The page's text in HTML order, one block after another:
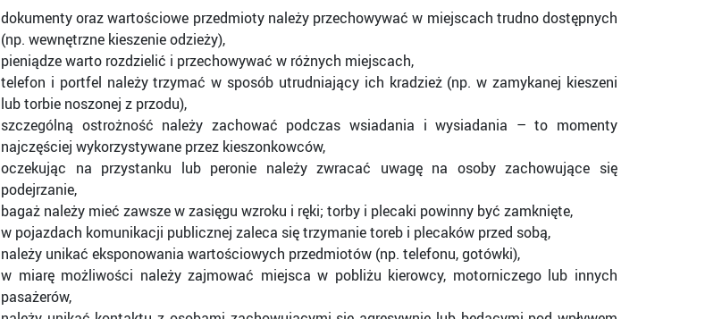
dokumenty oraz wartościowe przedmioty należy przechowywać w miejscach trudno dostępnych
(np. wewnętrzne kieszenie odzieży),
pieniądze warto rozdzielić i przechowywać w różnych miejscach,
telefon i portfel należy trzymać w sposób utrudniający ich kradzież (np. w zamykanej kieszeni
lub torbie noszonej z przodu),
szczególną ostrożność należy zachować podczas wsiadania i wysiadania – to momenty
najczęściej wykorzystywane przez kieszonkowców,
oczekując na przystanku lub peronie należy zwracać uwagę na osoby zachowujące się
podejrzanie,
bagaż należy mieć zawsze w zasięgu wzroku i ręki; torby i plecaki powinny być zamknięte,
w pojazdach komunikacji publicznej zaleca się trzymanie toreb i plecaków przed sobą,
należy unikać eksponowania wartościowych przedmiotów (np. telefonu, gotówki),
w miarę możliwości należy zajmować miejsca w pobliżu kierowcy, motorniczego lub innych
pasażerów,